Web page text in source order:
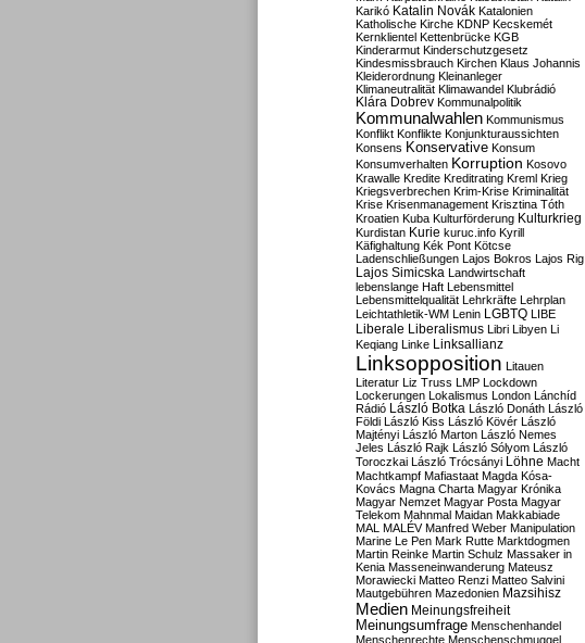
Karikó Katalin Novák Katalonien
Katholische Kirche KDNP Kecskemét
Kernklientel Kettenbrücke KGB
Kinderarmut Kinderschutzgesetz
Kindesmissbrauch Kirchen Klaus Johannis
Kleiderordnung Kleinanleger
Klimaneutralität Klimawandel Klubrádió
Klára Dobrev Kommunalpolitik
Kommunalwahlen Kommunismus
Konflikt Konflikte Konjunkturaussichten
Konsens Konservative Konsum
Konsumverhalten Korruption Kosovo
Krawalle Kredite Kreditrating Kreml Krieg
Kriegsverbrechen Krim-Krise Kriminalität
Krise Krisenmanagement Krisztina Tóth
Kroatien Kuba Kulturförderung Kulturkrieg
Kurdistan Kurie kuruc.info Kyrill
Käfighaltung Kék Pont Kötcse
Ladenschließungen Lajos Bokros Lajos Rig
Lajos Simicska Landwirtschaft
lebenslange Haft Lebensmittel
Lebensmittelqualität Lehrkräfte Lehrplan
Leichtathletik-WM Lenin LGBTQ LIBE
Liberale Liberalismus Libri Libyen Li
Keqiang Linke Linksallianz
Linksopposition Litauen
Literatur Liz Truss LMP Lockdown
Lockerungen Lokalismus London Lánchíd
Rádió
László Botka László Donáth László
Földi László Kiss László Kövér László
Majtényi László Marton László Nemes
Jeles László Rajk László Sólyom László
Toroczkai László Trócsányi Löhne Macht
Machtkampf Mafiastaat Magda Kósa-
Kovács Magna Charta Magyar Krónika
Magyar Nemzet Magyar Posta Magyar
Telekom Mahnmal Maidan Makkabiade
MAL MALÉV Manfred Weber Manipulation
Marine Le Pen Mark Rutte Marktdogmen
Martin Reinke Martin Schulz Massaker in
Kenia Masseneinwanderung Mateusz
Morawiecki Matteo Renzi Matteo Salvini
Mautgebühren Mazedonien Mazsihisz
Medien Meinungsfreiheit
Meinungsumfrage Menschenhandel
Menschenrechte Menschenschmuggel